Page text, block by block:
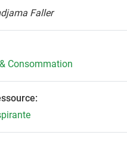
Faller
Consommation